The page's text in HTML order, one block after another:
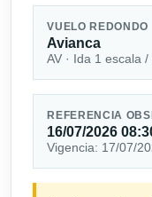
VUELO REDONDO
Avianca
AV · Ida 1 escala
REFERENCIA
16/07/2026
Vigencia: 17/07/